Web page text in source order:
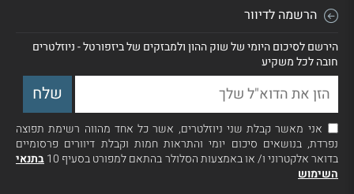
הרשמה לדיוור
הירשם לסיכום היומי של שוק ההון ולמבזקים של ביזפורטל - ניוזלטרים
חובה לכל משקיע
אני מאשר קבלת שני ניוזלטרים, אשר כל אחד מהווה רשימת תפוצה
נפרדת, בנושאים סיכום יומי והתראות חמות וקבלת דיוורים פרסומיים
בדואר אלקטרוני ו/ או באמצעות הסלולר בהתאם למפורט בסעיף 10
בתנאי
השימוש